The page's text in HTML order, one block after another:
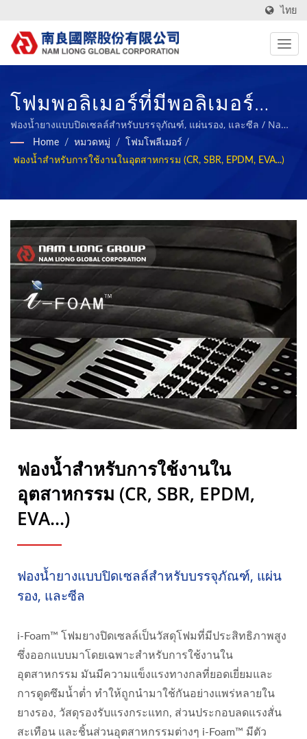
ไทย
โฟมพอลิเมอร์ที่มีพอลิเมอร์
หลากหลายสำหรับการใช้งาน
ในอุตสาหกรรมต่างๆ. / Nam
ฟองน้ำยางแบบปิดเซลล์สำหรับบรรจุภัณฑ์, แผ่นรอง, และซีล / Nam
Liong - ผู้ผลิตวัสดุคอมโพสิตโฟมพอลิเมอร์มืออาชีพ.
Home / หมวดหมู่ / โฟมโพลีเมอร์ /
ฟองน้ำสำหรับการใช้งานในอุตสาหกรรม (CR, SBR, EPDM, EVA...)
ฟองน้ำสำหรับการใช้งานใน
อุตสาหกรรม (CR, SBR, EPDM,
EVA...)
ฟองน้ำยางแบบปิดเซลล์สำหรับบรรจุภัณฑ์, แผ่น
รอง, และซีล
i-Foam™ โฟมยางปิดเซลล์เป็นวัสดุโฟมที่มีประสิทธิภาพสูง
ซึ่งออกแบบมาโดยเฉพาะสำหรับการใช้งานใน
อุตสาหกรรม มันมีความแข็งแรงทางกลที่ยอดเยี่ยมและ
การดูดซึมน้ำต่ำ ทำให้ถูกนำมาใช้กันอย่างแพร่หลายใน
ยางรอง, วัสดุรองรับแรงกระแทก, ส่วนประกอบลดแรงสั่น
สะเทือน และชิ้นส่วนอุตสาหกรรมต่างๆ i-Foam™ มีตัว